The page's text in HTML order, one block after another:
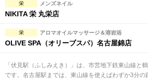
栄 メンズネイル
NIKITA 栄 丸栄店
栄 アロマオイルマッサージ＆溶岩浴
OLIVE SPA（オリーブスパ）名古屋錦店
「伏見駅（ふしみえき）」は、市営地下鉄東山線と
です。名古屋駅までは、東山線を使えばわずか3分